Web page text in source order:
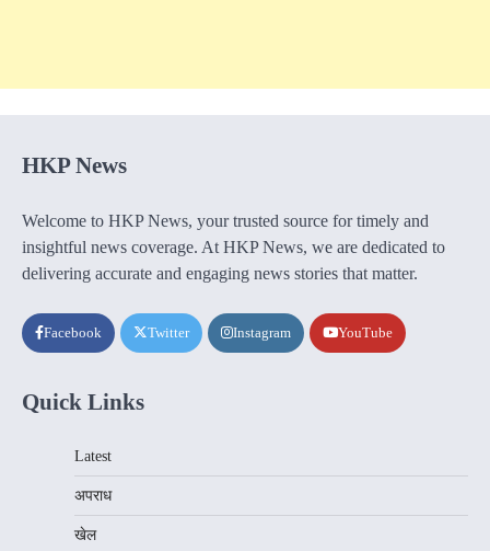
HKP News
Welcome to HKP News, your trusted source for timely and
insightful news coverage. At HKP News, we are dedicated to
delivering accurate and engaging news stories that matter.
Facebook Twitter Instagram YouTube
Quick Links
Latest
अपराध
खेल